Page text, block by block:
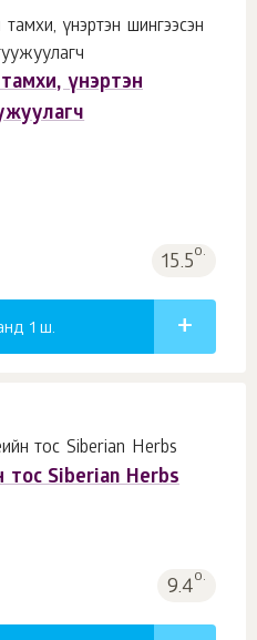
үнэртэн
15.5о.
1 ш.
тос Siberian Herbs
9.4о.